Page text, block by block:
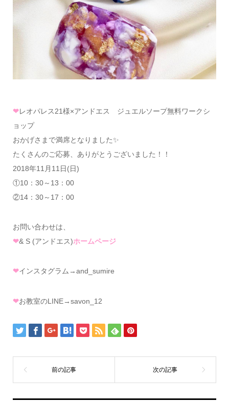
❤レオパレス21様×アンドエス ジュエルソープ無料ワークシ
ョップ
おかげさまで満席となりました✨
たくさんのご応募、ありがとうございました！！
2018年11月11日(日)
①10：30～13：00
②14：30～17：00
お問い合わせは、
❤& S (アンドエス)ホームページ
❤インスタグラム→and_sumire
❤お教室のLINE→savon_12